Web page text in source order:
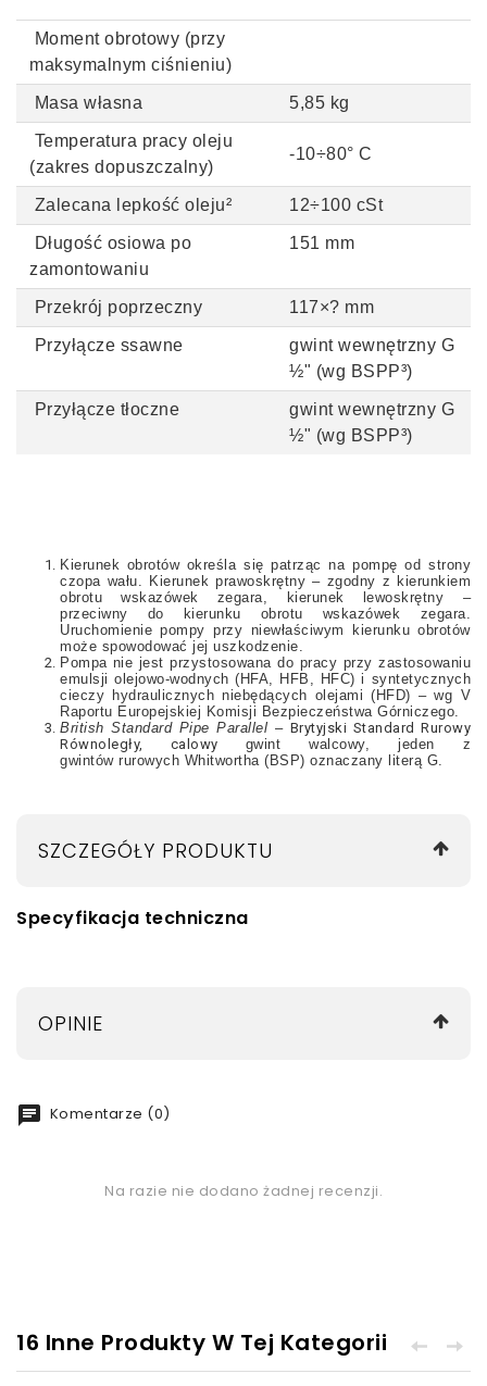
Moment obrotowy (przy
maksymalnym ciśnieniu)
Masa własna 5,85 kg
Temperatura pracy oleju
(zakres dopuszczalny)
-10÷80° C
Zalecana lepkość oleju² 12÷100 cSt
Długość osiowa po
zamontowaniu
151 mm
Przekrój poprzeczny 117×? mm
Przyłącze ssawne
gwint wewnętrzny G
½" (wg BSPP³)
Przyłącze tłoczne
gwint wewnętrzny G
½" (wg BSPP³)
Kierunek obrotów określa się patrząc na pompę od strony
czopa wału. Kierunek prawoskrętny – zgodny z kierunkiem
obrotu wskazówek zegara, kierunek lewoskrętny –
przeciwny do kierunku obrotu wskazówek zegara.
Uruchomienie pompy przy niewłaściwym kierunku obrotów
może spowodować jej uszkodzenie.
Pompa nie jest przystosowana do pracy przy zastosowaniu
emulsji olejowo-wodnych (HFA, HFB, HFC) i syntetycznych
cieczy hydraulicznych niebędących olejami (HFD) – wg V
Raportu Europejskiej Komisji Bezpieczeństwa Górniczego.
British Standard Pipe Parallel – Brytyjski Standard Rurowy
Równoległy, calowy gwint walcowy, jeden z
gwintów rurowych Whitwortha (BSP) oznaczany literą G.
SZCZEGÓŁY PRODUKTU
Specyfikacja techniczna
OPINIE
chat Komentarze (0)
Na razie nie dodano żadnej recenzji.
16 Inne Produkty W Tej Kategorii